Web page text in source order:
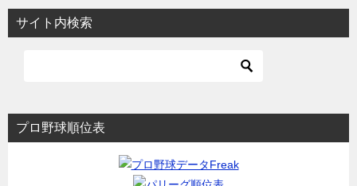
サイト内検索
プロ野球順位表